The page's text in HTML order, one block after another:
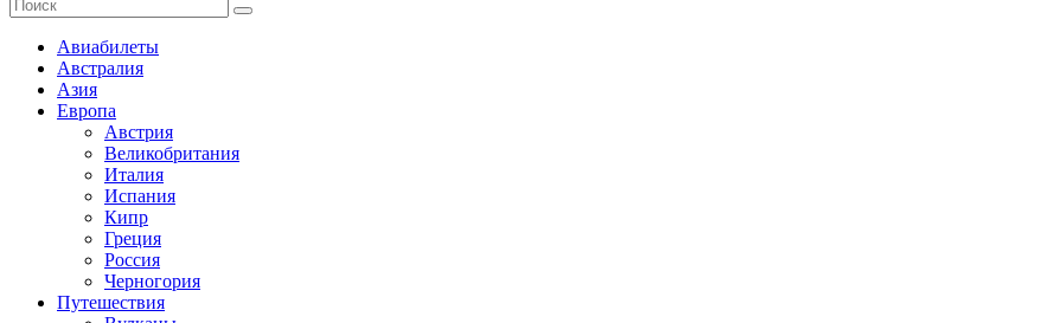
Авиабилеты
Австралия
Азия
Европа
Австрия
Великобритания
Италия
Испания
Кипр
Греция
Россия
Черногория
Путешествия